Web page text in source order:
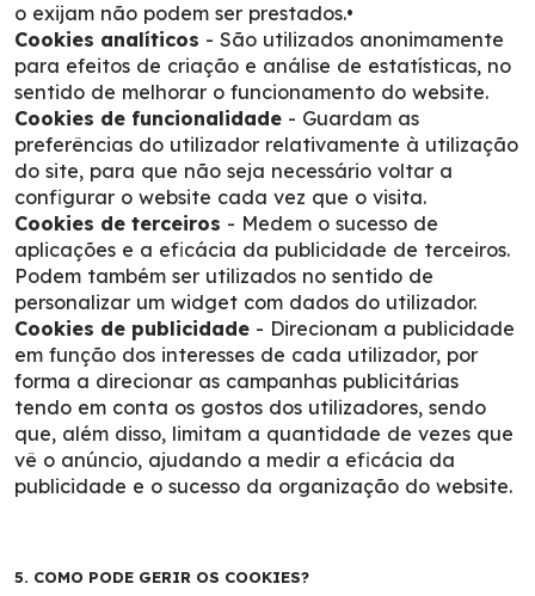
o exijam não podem ser prestados.•
Cookies analíticos - São utilizados anonimamente
para efeitos de criação e análise de estatísticas, no
sentido de melhorar o funcionamento do website.
Cookies de funcionalidade - Guardam as
preferências do utilizador relativamente à utilização
do site, para que não seja necessário voltar a
configurar o website cada vez que o visita.
Cookies de terceiros - Medem o sucesso de
aplicações e a eficácia da publicidade de terceiros.
Podem também ser utilizados no sentido de
personalizar um widget com dados do utilizador.
Cookies de publicidade - Direcionam a publicidade
em função dos interesses de cada utilizador, por
forma a direcionar as campanhas publicitárias
tendo em conta os gostos dos utilizadores, sendo
que, além disso, limitam a quantidade de vezes que
vê o anúncio, ajudando a medir a eficácia da
publicidade e o sucesso da organização do website.
5. COMO PODE GERIR OS COOKIES?